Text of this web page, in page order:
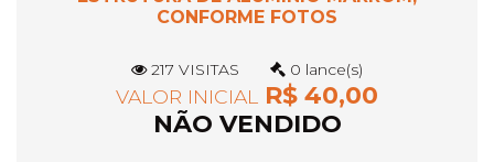
CONFORME FOTOS
217 VISITAS 0 lance(s)
VALOR INICIAL
R$ 40,00
NÃO VENDIDO